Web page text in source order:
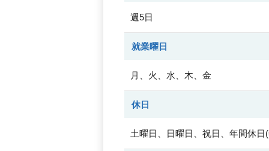
週5日
就業曜日
月、火、水、木、金
休日
土曜日、日曜日、祝日、年間休日